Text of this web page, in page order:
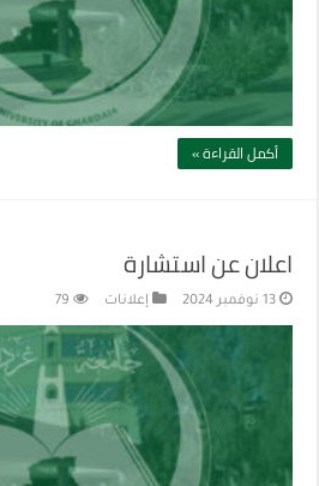
أكمل القراءة »
اعلان عن استشارة
13 نوفمبر 2024 إعلانات 79